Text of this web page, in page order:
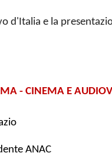
d'Italia e la
- CINEMA E
ANAC